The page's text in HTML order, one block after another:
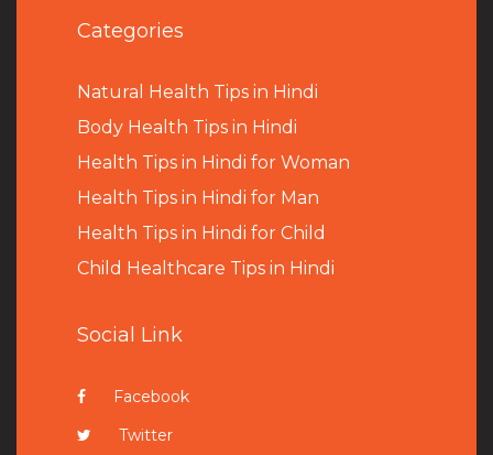
Categories
Natural Health Tips in Hindi
Body Health Tips in Hindi
Health Tips in Hindi for Woman
Health Tips in Hindi for Man
Health Tips in Hindi for Child
Child Healthcare Tips in Hindi
Social Link
Facebook
Twitter